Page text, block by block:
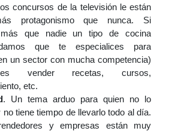
concursos de la televisión le están
protagonismo que nunca. Si
que nadie un tipo de cocina
que te especialices para
un sector con mucha competencia)
vender recetas, cursos,
etc.
. Un tema arduo para quien no lo
no tiene tiempo de llevarlo todo al día.
y empresas están muy